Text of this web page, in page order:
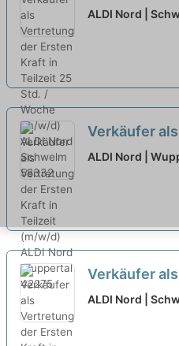
Kraft in
ALDI Nord |
Verkäufer
Kraft in
ALDI Nord |
Verkäufer
Kraft in
ALDI Nord |